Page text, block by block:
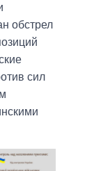
обстрел
сил